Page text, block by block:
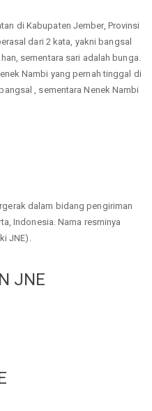
di Kabupaten Jember, Provinsi
dari 2 kata, yakni bangsal
sementara sari adalah bunga.
Nambi yang pernah tinggal di
, sementara Nenek Nambi
dalam bidang pengiriman
Indonesia. Nama resminya
JNE).
JNE